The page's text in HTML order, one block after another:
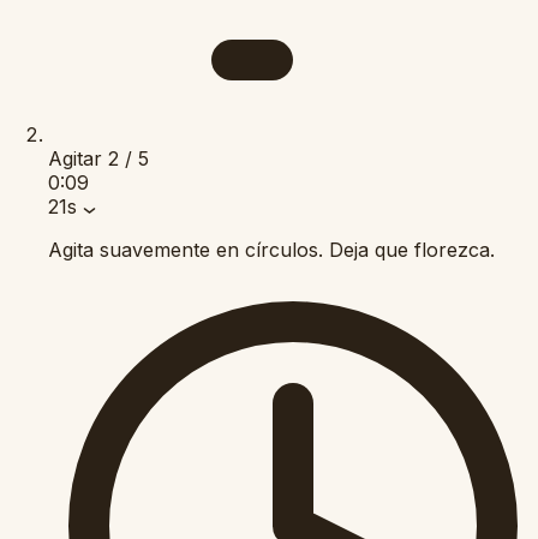
Agitar 2 / 5
0:09
21s
Agita suavemente en círculos. Deja que florezca.